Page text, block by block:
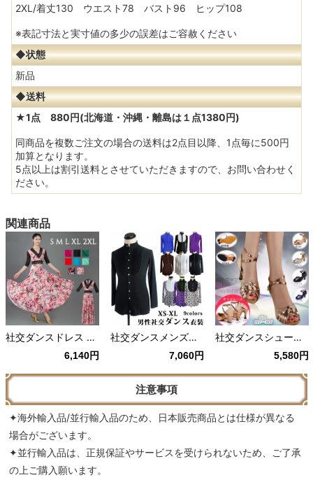
2XL/着丈130 ウエスト78 バスト96 ヒップ108
※表記寸法と実寸値の多少の誤差はご容赦ください
◆状態
新品
◆送料
★1点 880円(北海道・沖縄・離島は１点1380円)
同商品を複数ご注文の場合の送料は2点目以降、1点毎に500円
加算となります。
5点以上は割引送料とさせていただきますので、お問い合わせく
ださい。
関連商品
社交ダンスドレス スタンダードドレス ワルツ タンゴ モダン Vネック 7分袖 競技ダンス 花柄 カラフル スタイリッシュ ダンスウェア レッスンウェア イベント
6,140円
社交ダンスメンズシャツ モダンダンス用 ダンス競技衣装 ラテンモダンダンスウェア 練習着演出発表会パーティー XS-XL 白 黒 青 紫 茶色
7,060円
社交ダンスシューズ 女性 レディース モダン ラテン兼用 大きいサイズ 靴 演出 発表会 イベント ダンスヒール ストラップ 美脚 ゴールド シルバー ブラック パープル
5,580円
注意事項
✦海外輸入品/並行輸入品のため、日本販売商品とは仕様が異なる
場合がございます。
✦並行輸入品は、正規保証やサービスを受けられないため、ご了承
の上ご購入願います。